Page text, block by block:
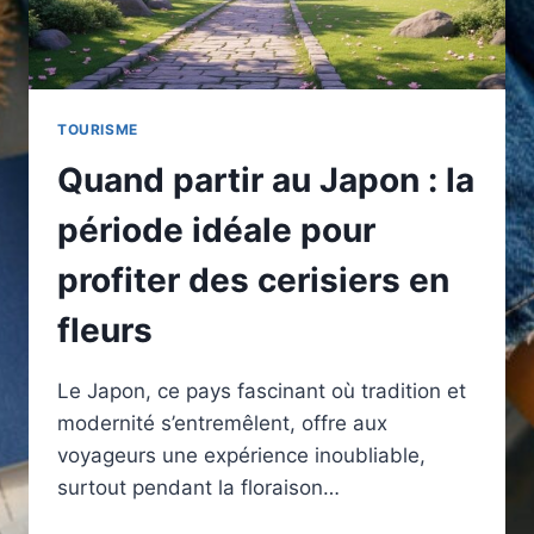
TOURISME
Quand partir au Japon : la
période idéale pour
profiter des cerisiers en
fleurs
Le Japon, ce pays fascinant où tradition et
modernité s’entremêlent, offre aux
voyageurs une expérience inoubliable,
surtout pendant la floraison…